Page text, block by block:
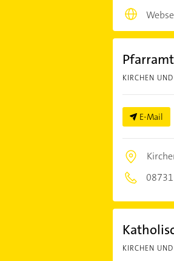
KIRCHEN
E-Mail
KIRCHEN